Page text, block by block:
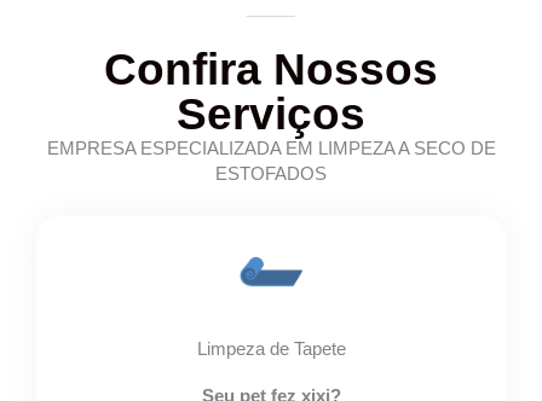
Confira Nossos
Serviços
EMPRESA ESPECIALIZADA EM LIMPEZA A SECO DE
ESTOFADOS
Limpeza de Tapete
Seu pet fez xixi?